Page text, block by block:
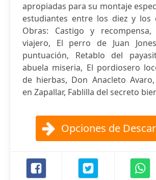
apropiadas para su montaje
estudiantes entre los diez y los
Obras: Castigo y
viajero, El perro de Juan
puntuación, Retablo del
abuela miseria, El pordiosero
de hierbas, Don Anacleto
en Zapallar, Fablilla del secreto
Opciones de